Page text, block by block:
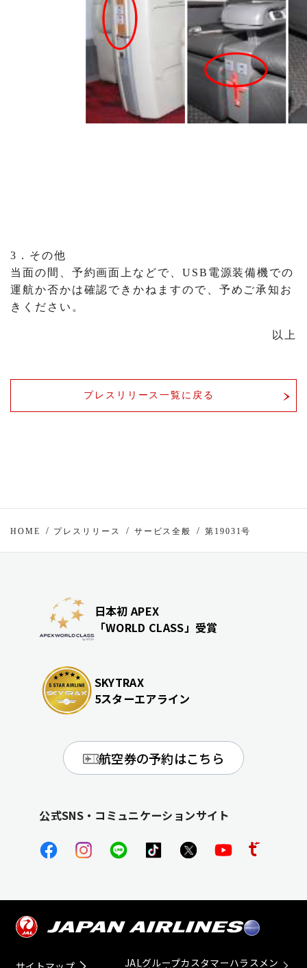
3．その他
当面の間、予約画面上などで、USB電源装備機での
運航か否かは確認できかねますので、予めご承知お
きください。
以上
プレスリリース一覧に戻る
HOME プレスリリース サービス全般 第19031号
日本初 APEX
「WORLD CLASS」受賞
SKYTRAX
5スターエアライン
航空券の予約はこちら
公式SNS・コミュニケーションサイト
JALグループカスタマーハラスメン